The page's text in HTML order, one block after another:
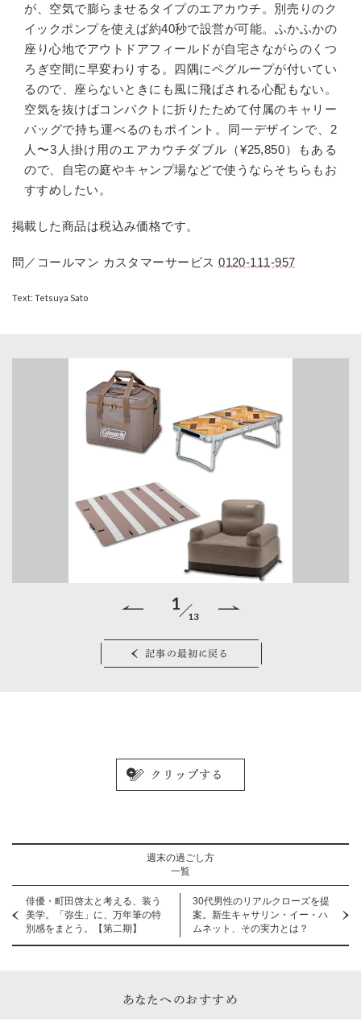
が、空気で膨らませるタイプのエアカウチ。別売りのク
イックポンプを使えば約40秒で設営が可能。ふかふかの
座り心地でアウトドアフィールドが自宅さながらのくつ
ろぎ空間に早変わりする。四隅にペグループが付いてい
るので、座らないときにも風に飛ばされる心配もない。
空気を抜けばコンパクトに折りたためて付属のキャリー
バッグで持ち運べるのもポイント。同一デザインで、 2
人〜3 人掛け用のエアカウチダブル（¥25,850）もある
ので、自宅の庭やキャンプ場などで使うならそちらもお
すすめしたい。
掲載した商品は税込み価格です。
問／コールマン カスタマーサービス0120-111-957
Text: Tetsuya Sato
記事の最初に戻る
1
13
週末の過ごし方
一覧
俳優・町田啓太と考える、装う
美学。「弥生」に、万年筆の特
別感をまとう。【第二期】
30代男性のリアルクローズを提
案。新生キャサリン・イー・ハ
ムネット、その実力とは？
あなたへのおすすめ